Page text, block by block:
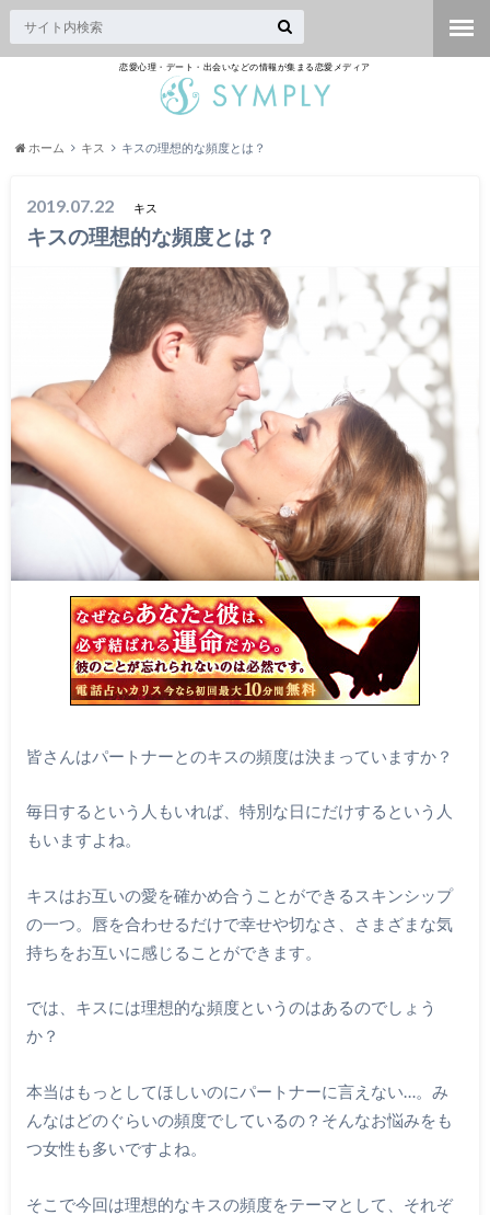
恋愛心理・デート・出会いなどの情報が集まる恋愛メディア
ホーム キス キスの理想的な頻度とは？
2019.07.22 キス
キスの理想的な頻度とは？
皆さんはパートナーとのキスの頻度は決まっていますか？
毎日するという人もいれば、特別な日にだけするという人
もいますよね。
キスはお互いの愛を確かめ合うことができるスキンシップ
の一つ。唇を合わせるだけで幸せや切なさ、さまざまな気
持ちをお互いに感じることができます。
では、キスには理想的な頻度というのはあるのでしょう
か？
本当はもっとしてほしいのにパートナーに言えない…。み
んなはどのぐらいの頻度でしているの？そんなお悩みをも
つ女性も多いですよね。
そこで今回は理想的なキスの頻度をテーマとして、それぞ